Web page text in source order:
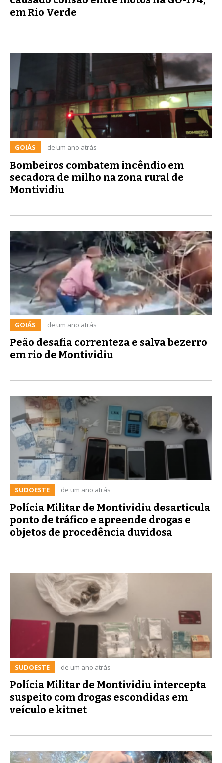
em Rio Verde
GOIÁS de um ano atrás
Bombeiros combatem incêndio em
secadora de milho na zona rural de
Montividiu
GOIÁS de um ano atrás
Peão desafia correnteza e salva bezerro
em rio de Montividiu
SUDOESTE de um ano atrás
Polícia Militar de Montividiu desarticula
ponto de tráfico e apreende drogas e
objetos de procedência duvidosa
SUDOESTE de um ano atrás
Polícia Militar de Montividiu intercepta
suspeito com drogas escondidas em
veículo e kitnet